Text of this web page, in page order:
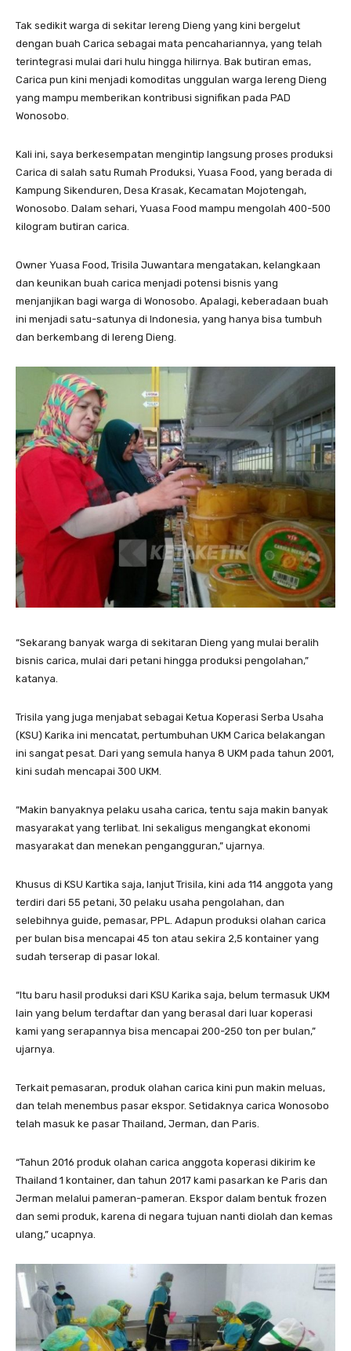
Tak sedikit warga di sekitar lereng Dieng yang kini bergelut
dengan buah Carica sebagai mata pencahariannya, yang telah
terintegrasi mulai dari hulu hingga hilirnya. Bak butiran emas,
Carica pun kini menjadi komoditas unggulan warga lereng Dieng
yang mampu memberikan kontribusi signifikan pada PAD
Wonosobo.
Kali ini, saya berkesempatan mengintip langsung proses produksi
Carica di salah satu Rumah Produksi, Yuasa Food, yang berada di
Kampung Sikenduren, Desa Krasak, Kecamatan Mojotengah,
Wonosobo. Dalam sehari, Yuasa Food mampu mengolah 400-500
kilogram butiran carica.
Owner Yuasa Food, Trisila Juwantara mengatakan, kelangkaan
dan keunikan buah carica menjadi potensi bisnis yang
menjanjikan bagi warga di Wonosobo. Apalagi, keberadaan buah
ini menjadi satu-satunya di Indonesia, yang hanya bisa tumbuh
dan berkembang di lereng Dieng.
“Sekarang banyak warga di sekitaran Dieng yang mulai beralih
bisnis carica, mulai dari petani hingga produksi pengolahan,”
katanya.
Trisila yang juga menjabat sebagai Ketua Koperasi Serba Usaha
(KSU) Karika ini mencatat, pertumbuhan UKM Carica belakangan
ini sangat pesat. Dari yang semula hanya 8 UKM pada tahun 2001,
kini sudah mencapai 300 UKM.
“Makin banyaknya pelaku usaha carica, tentu saja makin banyak
masyarakat yang terlibat. Ini sekaligus mengangkat ekonomi
masyarakat dan menekan pengangguran,” ujarnya.
Khusus di KSU Kartika saja, lanjut Trisila, kini ada 114 anggota yang
terdiri dari 55 petani, 30 pelaku usaha pengolahan, dan
selebihnya guide, pemasar, PPL. Adapun produksi olahan carica
per bulan bisa mencapai 45 ton atau sekira 2,5 kontainer yang
sudah terserap di pasar lokal.
“Itu baru hasil produksi dari KSU Karika saja, belum termasuk UKM
lain yang belum terdaftar dan yang berasal dari luar koperasi
kami yang serapannya bisa mencapai 200-250 ton per bulan,”
ujarnya.
Terkait pemasaran, produk olahan carica kini pun makin meluas,
dan telah menembus pasar ekspor. Setidaknya carica Wonosobo
telah masuk ke pasar Thailand, Jerman, dan Paris.
“Tahun 2016 produk olahan carica anggota koperasi dikirim ke
Thailand 1 kontainer, dan tahun 2017 kami pasarkan ke Paris dan
Jerman melalui pameran-pameran. Ekspor dalam bentuk frozen
dan semi produk, karena di negara tujuan nanti diolah dan kemas
ulang,” ucapnya.